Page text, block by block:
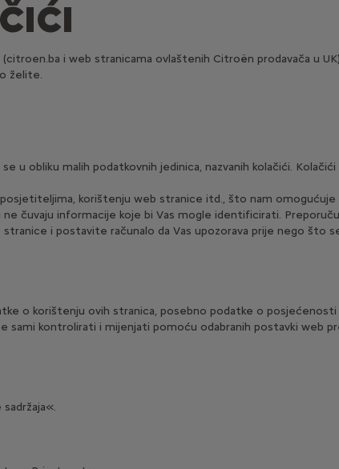
i web stranicama ovlaštenih Citroën prodavača u
želite.
obliku malih podatkovnih jedinica, nazvanih kolačići. Kolačići
korištenju web stranice itd., što nam omogućuje
čuvaju informacije koje bi Vas mogle identificirati.
i postavite računalo da Vas upozorava prije nego što
o korištenju ovih stranica, posebno podatke o
kontrolirati i mijenjati pomoću odabranih postavki web